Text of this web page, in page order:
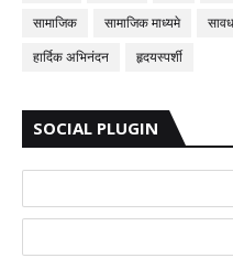
सामाजिक
सामाजिक माध्यमे
हार्दिक अभिनंदन
हृदयस्पर्शी
SOCIAL PLUGIN